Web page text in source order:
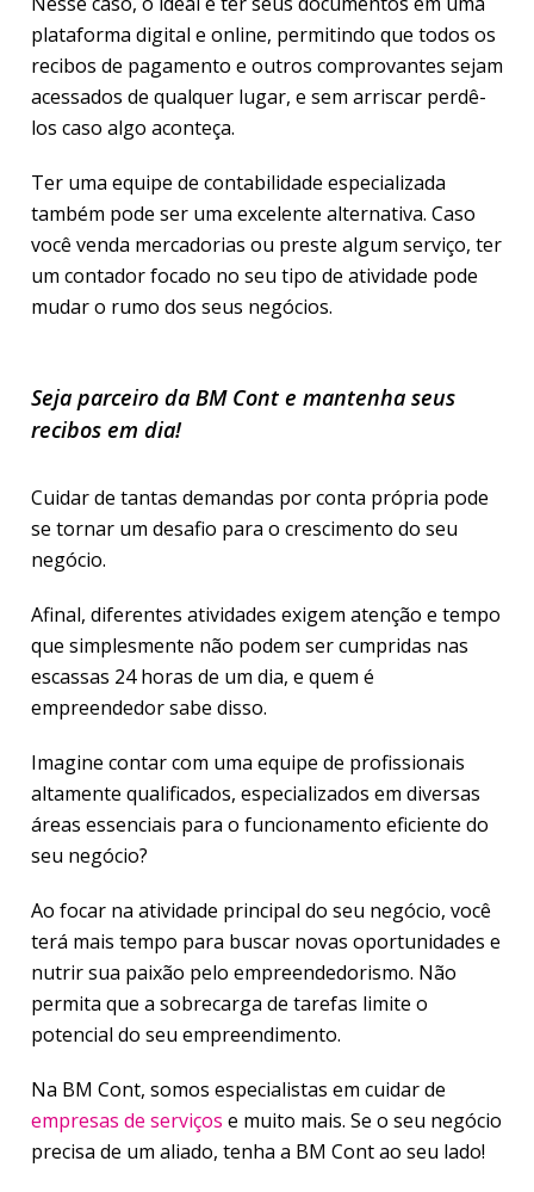
plataforma digital e online, permitindo que todos os
recibos de pagamento e outros comprovantes sejam
acessados de qualquer lugar, e sem arriscar perdê-
los caso algo aconteça.
Ter uma equipe de contabilidade especializada
também pode ser uma excelente alternativa. Caso
você venda mercadorias ou preste algum serviço, ter
um contador focado no seu tipo de atividade pode
mudar o rumo dos seus negócios.
Seja parceiro da BM Cont e mantenha seus
recibos em dia!
Cuidar de tantas demandas por conta própria pode
se tornar um desafio para o crescimento do seu
negócio.
Afinal, diferentes atividades exigem atenção e tempo
que simplesmente não podem ser cumpridas nas
escassas 24 horas de um dia, e quem é
empreendedor sabe disso.
Imagine contar com uma equipe de profissionais
altamente qualificados, especializados em diversas
áreas essenciais para o funcionamento eficiente do
seu negócio?
Ao focar na atividade principal do seu negócio, você
terá mais tempo para buscar novas oportunidades e
nutrir sua paixão pelo empreendedorismo. Não
permita que a sobrecarga de tarefas limite o
potencial do seu empreendimento.
Na BM Cont, somos especialistas em cuidar de
empresas de serviços e muito mais. Se o seu negócio
precisa de um aliado, tenha a BM Cont ao seu lado!